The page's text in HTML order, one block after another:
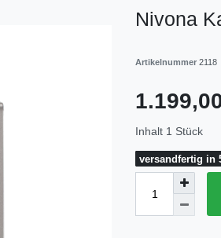
Nivona
Artikelnummer 2118
Inhalt 1 Stück
versandfertig in